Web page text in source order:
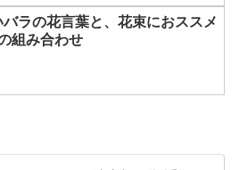
バラの花言葉と、花束におススメ
組み合わせ